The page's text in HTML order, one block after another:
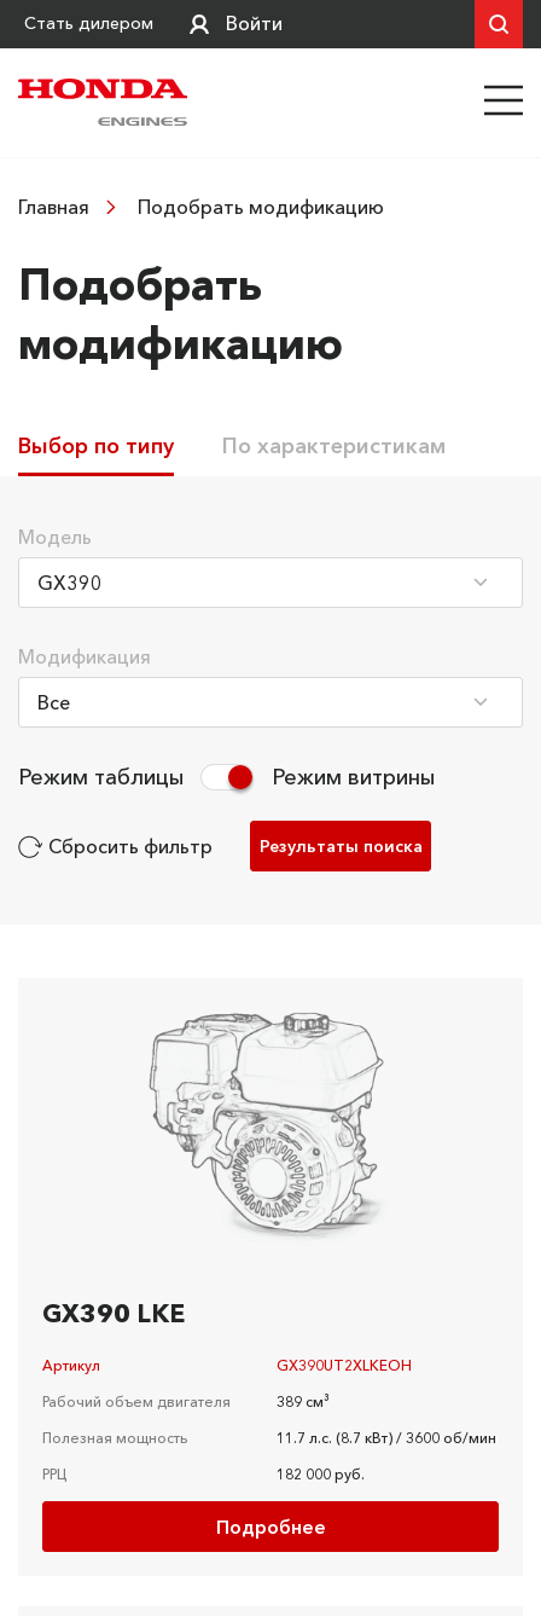
Стать дилером Войти
Главная Подобрать модификацию
Подобрать
модификацию
Выбор по типу По характеристикам
Модель
Модификация
Режим таблицы Режим витрины
Сбросить фильтр
GX390 LKE
Артикул
GX390UT2XLKEOH
Рабочий объем двигателя
389 см³
Полезная мощность
11.7 л.с. (8.7 кВт) / 3600 об/мин
РРЦ
182 000 руб.
Подробнее